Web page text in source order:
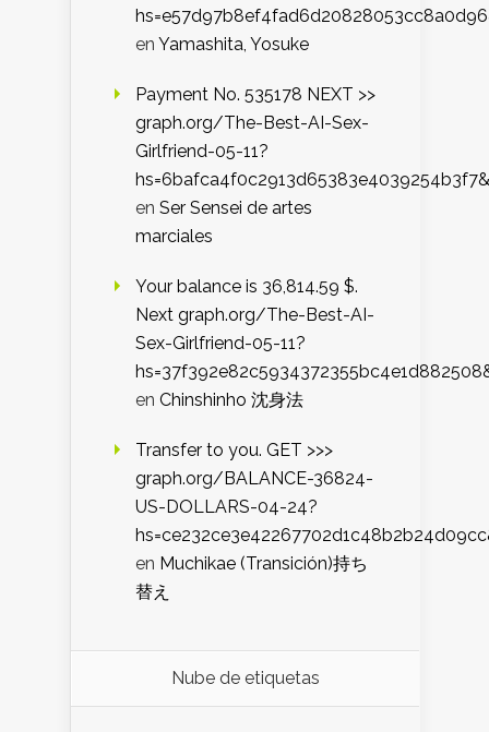
en Yamashita, Yosuke
Payment No. 535178 NEXT >>
graph.org/The-Best-AI-Sex-
Girlfriend-05-11?
hs=6bafca4f0c2913d65383e4039254b3f7&
en Ser Sensei de artes
marciales
Your balance is 36,814.59 $.
Next graph.org/The-Best-AI-
Sex-Girlfriend-05-11?
en Chinshinho 沈身法
Transfer to you. GET >>>
graph.org/BALANCE-36824-
US-DOLLARS-04-24?
en Muchikae (Transición)持ち
替え
Nube de etiquetas